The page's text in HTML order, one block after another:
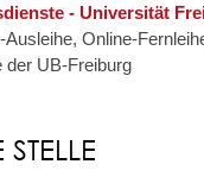
- Universität
Ausleihe, Online-
der UB-Freiburg